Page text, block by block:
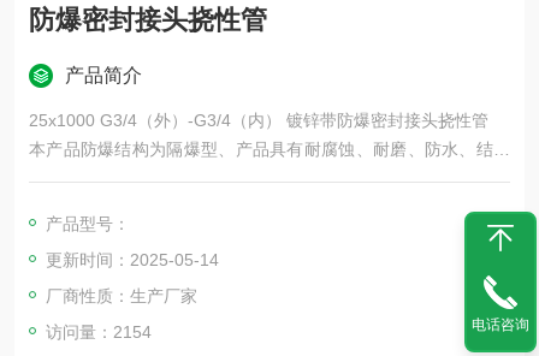
防爆密封接头挠性管
产品简介
25x1000 G3/4（外）-G3/4（内） 镀锌带防爆密封接头挠性管
本产品防爆结构为隔爆型、产品具有耐腐蚀、耐磨、防水、结构
牢固、耐老化、可挠性良好、工作性可靠等特点。
m、700mm、1000mm可供选择，也可根据用户需求定制其他长
度。
.BNG（NGd）系列防爆挠性连接管材质：橡胶防爆挠性连接管、
304不锈钢防爆挠性
产品型号：
更新时间：2025-05-14
厂商性质：生产厂家
访问量：2154
电话咨询